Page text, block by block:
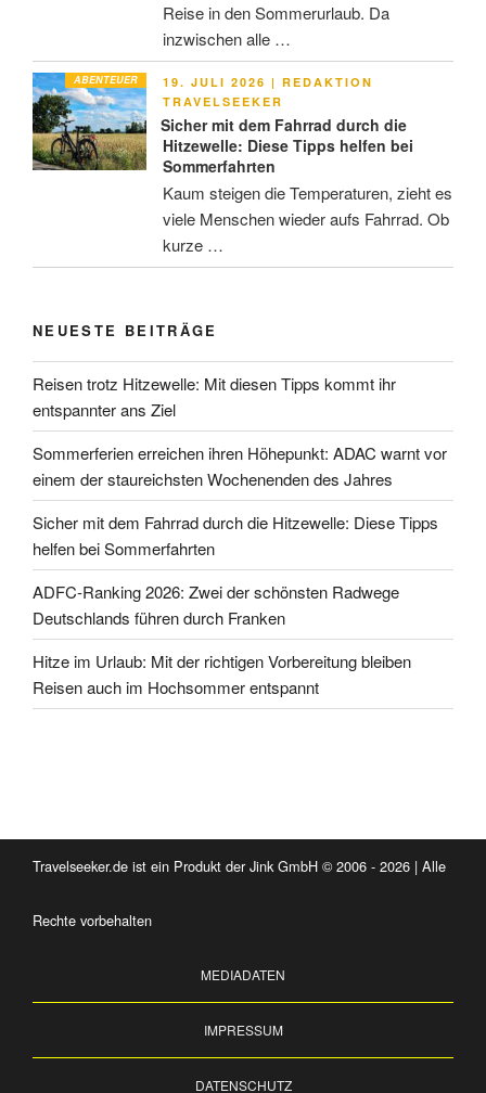
Reise in den Sommerurlaub. Da
inzwischen alle …
ABENTEUER
VERÖFFENTLICHT
AM
19. JULI 2026 | REDAKTION
TRAVELSEEKER
Sicher mit dem Fahrrad durch die
Hitzewelle: Diese Tipps helfen bei
Sommerfahrten
Kaum steigen die Temperaturen, zieht es
viele Menschen wieder aufs Fahrrad. Ob
kurze …
NEUESTE BEITRÄGE
Reisen trotz Hitzewelle: Mit diesen Tipps kommt ihr
entspannter ans Ziel
Sommerferien erreichen ihren Höhepunkt: ADAC warnt vor
einem der staureichsten Wochenenden des Jahres
Sicher mit dem Fahrrad durch die Hitzewelle: Diese Tipps
helfen bei Sommerfahrten
ADFC-Ranking 2026: Zwei der schönsten Radwege
Deutschlands führen durch Franken
Hitze im Urlaub: Mit der richtigen Vorbereitung bleiben
Reisen auch im Hochsommer entspannt
Travelseeker.de ist ein Produkt der Jink GmbH © 2006 - 2026 | Alle
Rechte vorbehalten
MEDIADATEN
IMPRESSUM
DATENSCHUTZ